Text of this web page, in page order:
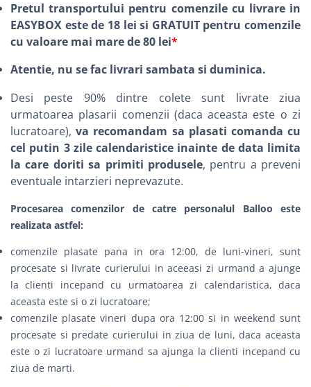
Pretul transportului pentru comenzile cu livrare in
EASYBOX este de 18 lei si GRATUIT pentru comenzile
cu valoare mai mare de 80 lei*
Atentie, nu se fac livrari sambata si duminica.
Desi peste 90% dintre colete sunt livrate ziua
urmatoarea plasarii comenzii (daca aceasta este o zi
lucratoare),va recomandam sa plasati comanda cu
cel putin 3 zile calendaristice inainte de data limita
la care doriti sa primiti produsele, pentru a preveni
eventuale intarzieri neprevazute.
Procesarea comenzilor de catre personalul Balloo este
realizata astfel:
comenzile plasate pana in ora 12:00, de luni-vineri, sunt
procesate si livrate curierului in aceeasi zi urmand a ajunge
la clienti incepand cu urmatoarea zi calendaristica, daca
aceasta este si o zi lucratoare;
comenzile plasate vineri dupa ora 12:00 si in weekend sunt
procesate si predate curierului in ziua de luni, daca aceasta
este o zi lucratoare urmand sa ajunga la clienti incepand cu
ziua de marti.